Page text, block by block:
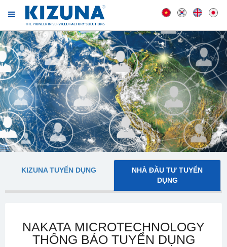
KIZUNA TUYỂN DỤNG
NHÀ ĐẦU TƯ TUYỂN
DỤNG
NAKATA MICROTECHNOLOGY
THÔNG BÁO TUYỂN DỤNG